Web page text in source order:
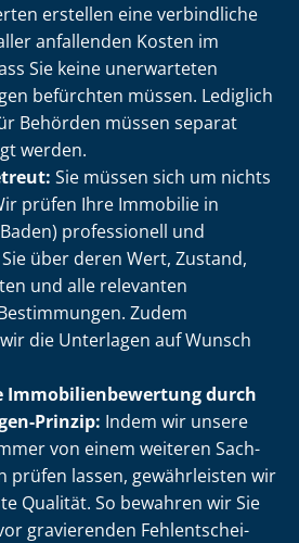
erstellen eine verbindliche
anfallenden Kosten im
Sie keine unerwarteten
befürchten müssen. Lediglich
Behörden müssen separat
werden.
Sie müssen sich um nichts
prüfen Ihre Immobilie in
professionell und
über deren Wert, Zustand,
und alle relevanten
Zudem
die Unterlagen auf Wunsch
Im­mo­bi­li­en­be­wer­tung durch
Prinzip: Indem wir unsere
von einem weiteren Sach­
prüfen lassen, gewährleisten wir
Qualität. So bewahren wir Sie
gravierenden Fehl­ent­schei­